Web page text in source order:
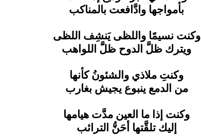
بأمواجها وادَّافعت بالمناكب
وكنت نسيمًا واللظى يَنشِف اللظى
ويترك ظلَّ الدوح ظلَّ اللواهب
وكنتِ ملاذي والشئونُ كأنها
من الدمع ينبوع يجيش بغارب
وكنت إذا ما العين مدَّت هيامها
إليك تلقَّتها أحَنُّ الترائب